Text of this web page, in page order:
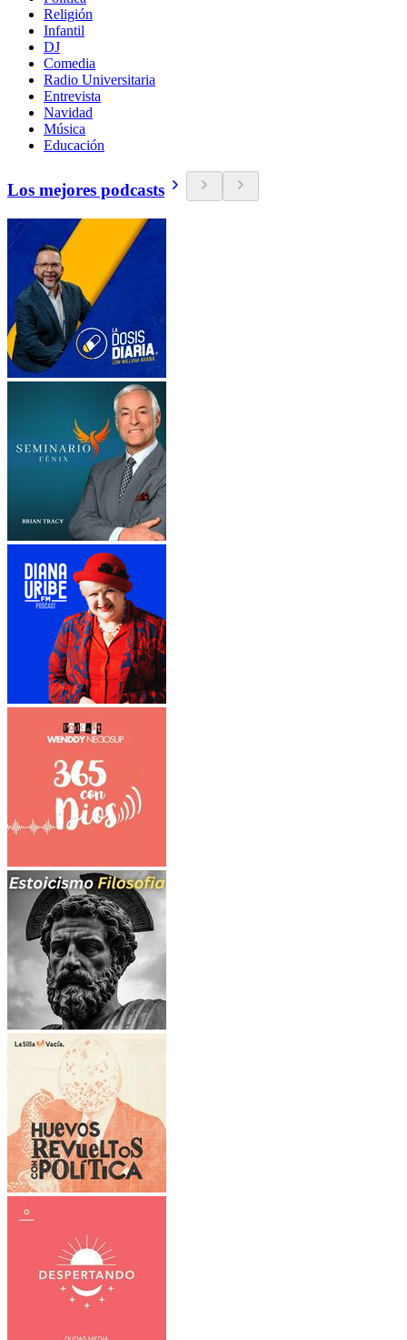
Religión
Infantil
DJ
Comedia
Radio Universitaria
Entrevista
Navidad
Música
Educación
Los mejores podcasts